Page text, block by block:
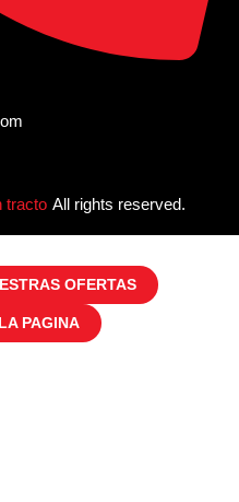
tracto All rights reserved.
OFERTAS
PAGINA